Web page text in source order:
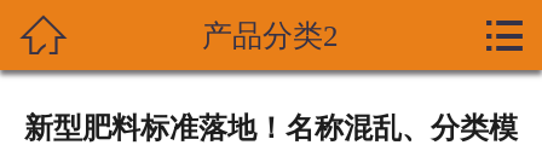
 产品分类2 
新型肥料标准落地！名称混乱、分类模